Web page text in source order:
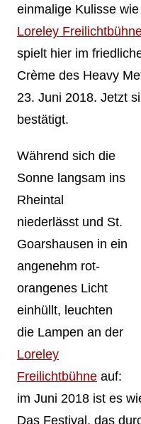
einmalige Kulisse
Loreley
spielt hier im
Crème des Heavy
23. Juni 2018. Jetzt
bestätigt.
Während sich die
Sonne langsam ins
Rheintal
niederlässt und St.
Goarshausen in ein
angenehm rot-
orangenes Licht
einhüllt, leuchten
die Lampen an der
Loreley
Freilichtbühneauf:
im Juni 2018 ist es
Das Festival, das